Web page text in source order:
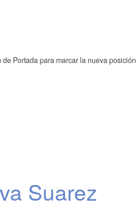
de Portada para marcar la nueva posición
Suarez